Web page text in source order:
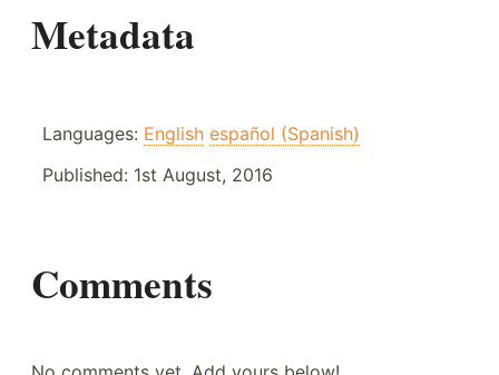
Metadata
Languages: English español (Spanish)
Published: 1st August, 2016
Comments